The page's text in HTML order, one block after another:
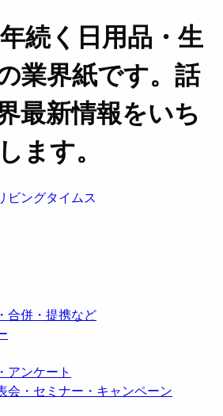
続く日用品・生
業界紙です。話
最新情報をいち
ます。
合併・提携など
アンケート
会・セミナー・キャンペーン